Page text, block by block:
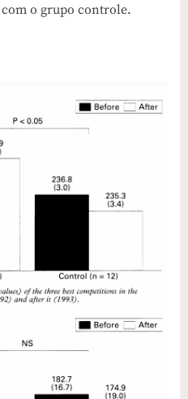
o grupo controle.